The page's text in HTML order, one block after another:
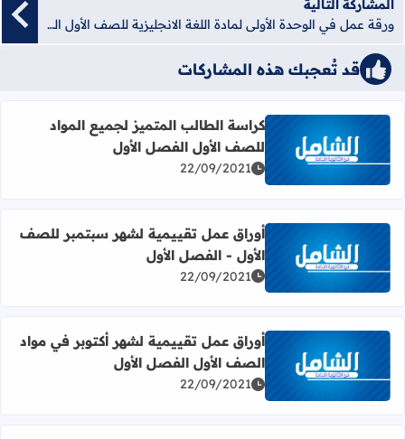
المشاركة التالية
ورقة عمل في الوحدة الأولى لمادة اللغة الانجليزية للصف الأول الفصل الأول
قد تُعجبك هذه المشاركات
اقرأ المزيد عن كراسة الطالب المتميز لجميع المواد للصف
كراسة الطالب المتميز لجميع المواد
للصف الأول الفصل الأول
22/09/2021
اقرأ المزيد عن أوراق عمل تقييمية لشهر سبتمبر للصف
أوراق عمل تقييمية لشهر سبتمبر للصف
الأول - الفصل الأول
22/09/2021
اقرأ المزيد عن أوراق عمل تقييمية لشهر أكتوبر في مواد
أوراق عمل تقييمية لشهر أكتوبر في مواد
الصف الأول الفصل الأول
22/09/2021